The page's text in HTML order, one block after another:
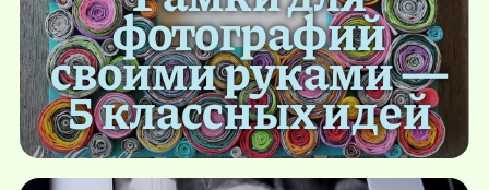
фотографий
своими руками —
5 классных идей